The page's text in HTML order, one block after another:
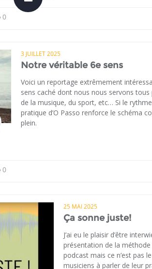
0
3 JUILLET 2025
Notre véritable 6e sens
Voici un reportage extrêmement
sens caché dont nous nous servons
de la musique, du sport, etc… Si le
pratique d’O Passo renforce le schéma
plein.
0
25 MAI 2025
Ça sonne juste!
J’ai eu le plaisir d’être
présentation de la méthode
podcast mais ce n’est pas
musiciens à parler de leur